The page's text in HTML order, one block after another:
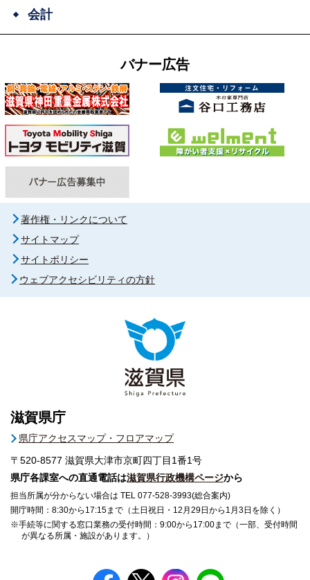
会計
バナー広告
著作権・リンクについて
サイトマップ
サイトポリシー
ウェブアクセシビリティの方針
滋賀県庁
県庁アクセスマップ・フロアマップ
〒520-8577 滋賀県大津市京町四丁目1番1号
県庁各課室への直通電話は滋賀県行政機構ページから
担当所属が分からない場合は TEL 077-528-3993(総合案内)
開庁時間：8:30から17:15まで（土日祝日・12月29日から1月3日を除く）
※手続等に関する窓口業務の受付時間：9:00から17:00まで（一部、受付時間
が異なる所属・施設があります。）